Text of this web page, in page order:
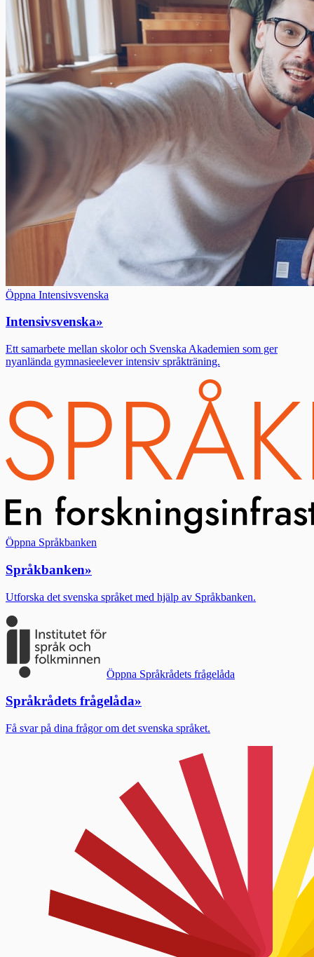
Öppna Intensivsvenska
Intensivsvenska»
Ett samarbete mellan skolor och Svenska Akademien som ger
nyanlända gymnasieelever intensiv språkträning.
Öppna Språkbanken
Språkbanken»
Utforska det svenska språket med hjälp av Språkbanken.
Öppna Språkrådets frågelåda
Språkrådets frågelåda»
Få svar på dina frågor om det svenska språket.